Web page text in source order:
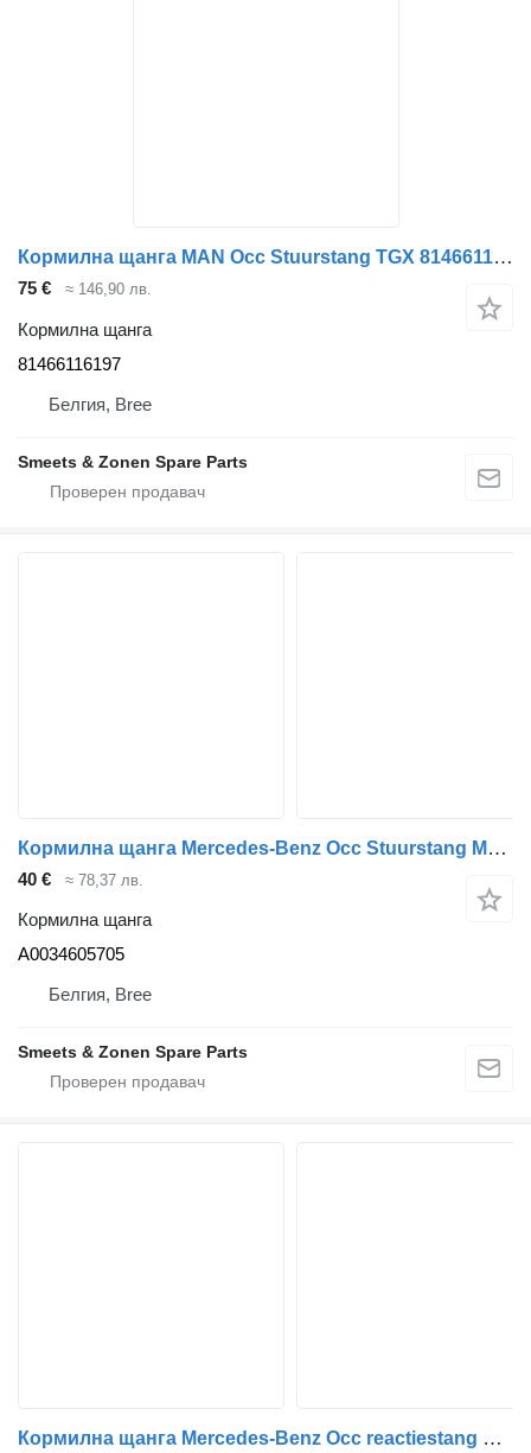
Кормилна щанга MAN Occ Stuurstang TGX 81466116197 за камион
75 € ≈ 146,90 лв.
Кормилна щанга
81466116197
Белгия, Bree
Smeets & Zonen Spare Parts
Кормилна щанга Mercedes-Benz Occ Stuurstang Mercedes Actros MP2/MP3 A0034605705 за камион
40 € ≈ 78,37 лв.
Кормилна щанга
A0034605705
Белгия, Bree
Smeets & Zonen Spare Parts
Кормилна щанга Mercedes-Benz Occ reactiestang Mercedes A9603500906 за камион